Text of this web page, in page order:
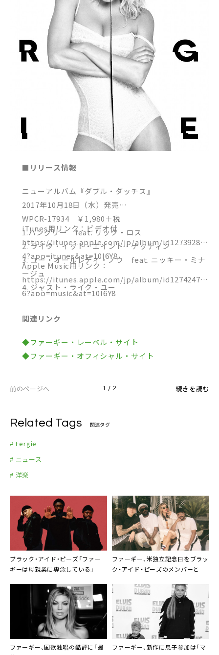
■リリース情報
ニューアルバム『ダブル・ダッチス』
2017年10月18日（水）発売
WPCR-17934 ￥1,980＋税
1.ハングリー feat. リック・ロス
2. ライク・イット・エイント・ナッティン
3. ユー・オールレディ・ノウ feat. ニッキー・ミナ
ージュ
4. ジャスト・ライク・ユー
6. ライフ・ゴーズ・オン
8. セイヴ・イット・ティル・モーニング
9. アンシャンテ（オアリンヌ） feat. アクセル・ジ
13. ラヴ・イズ・ペイン
* Bonus Track
iTunes用リンク：ビデオ付
https://itunes.apple.com/jp/album/id127392891
4?app=itunes&at=10l6Y8
Apple Music用リンク：
https://itunes.apple.com/jp/album/id127424732
6?app=music&at=10l6Y8
たApple Inc.の商標です。
関連リンク
◆ファーギー・レーベル・サイト
◆ファーギー・オフィシャル・サイト
前のページへ 1 / 2 続きを読む
Related Tags 関連タグ
# Fergie
# ニュース
# 洋楽
ブラック・アイド・ピーズ「ファー
ギーは母親業に専念している」
ファーギー、米独立記念日をブラッ
ク・アイド・ピーズのメンバーと
ファーギー、国歌独唱の酷評に「最
ファーギー、新作に息子参加は「マ